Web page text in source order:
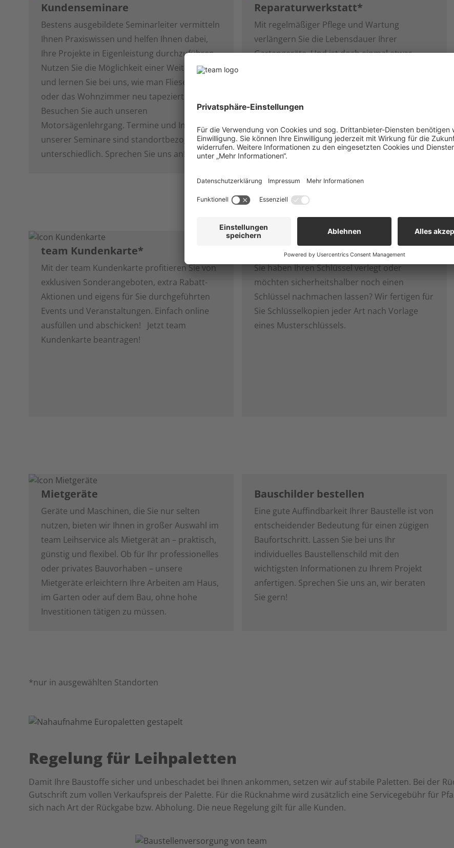
Kundenseminare
Bestens ausgebildete Seminarleiter vermitteln
Ihnen Praxiswissen und helfen Ihnen dabei,
Ihre Projekte in Eigenleistung durchzuführen.
Nutzen Sie die Möglichkeit einer Weiterbildung
und lernen Sie bei uns, wie man Fliesen verlegt
oder das Wohnzimmer neu tapeziert.
Besuchen Sie auch unseren
Motorsägenlehrgang. Termine und Inhalte
unserer Seminare sind standortbezogen
unterschiedlich. Sprechen Sie uns an!
Reparaturwerkstatt*
Mit regelmäßiger Pflege und Wartung
verlängern Sie die Lebensdauer Ihrer
Gartengeräte. Und ist doch einmal etwas
motorisierten Geräte schnell und zuverlässig.
Neben dem Reparatur- und Ersatzteilservice
übernehmen wir gerne auch das Recycling
Ihrer Altgeräte für Sie.
team Kundenkarte*
Mit der team Kundenkarte profitieren Sie von
exklusiven Sonderangeboten, extra Rabatt-
Aktionen und eigens für Sie durchgeführten
Events und Veranstaltungen. Einfach online
ausfüllen und abschicken! Jetzt team
Kundenkarte beantragen!
Schlüsseldienst*
Sie haben Ihren Schlüssel verlegt oder
möchten sicherheitshalber noch einen
Schlüssel nachmachen lassen? Wir fertigen für
Sie Schlüsselkopien jeder Art nach Vorlage
eines Musterschlüssels.
Mietgeräte
Geräte und Maschinen, die Sie nur selten
nutzen, bieten wir Ihnen in großer Auswahl im
team Leihservice als Mietgerät an – praktisch,
günstig und flexibel. Ob für Ihr professionelles
oder privates Bauvorhaben – unsere
Mietgeräte erleichtern Ihre Arbeiten am Haus,
im Garten oder auf dem Bau, ohne hohe
Investitionen tätigen zu müssen.
Bauschilder bestellen
Eine gute Auffindbarkeit Ihrer Baustelle ist von
entscheidender Bedeutung für einen zügigen
Baufortschritt. Lassen Sie bei uns Ihr
individuelles Baustellenschild mit den
wichtigsten Informationen zu Ihrem Projekt
anfertigen. Sprechen Sie uns an, wir beraten
Sie gern!
*nur in ausgewählten Standorten
Regelung für Leihpaletten
Damit Ihre Baustoffe sicher und unbeschadet bei Ihnen ankommen, setzen wir auf stabile Paletten. Bei der
Gutschrift zum vollen Verkaufspreis der Palette. Für die Rücknahme wird zusätzlich eine Servicegebühr für
sich nach Art der Rückgabe bzw. Abholung. Die neue Regelung gilt für alle Kunden.